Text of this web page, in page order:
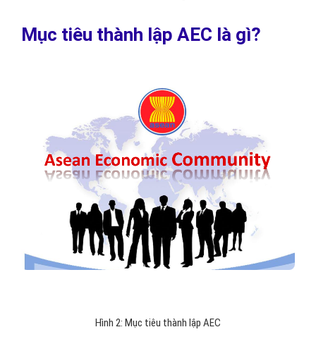
Mục tiêu thành lập AEC là gì?
Hình 2: Mục tiêu thành lập AEC